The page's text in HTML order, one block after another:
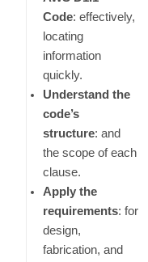
Code:effectively,
locating
information
quickly.
Understand the
code’s
structure:and
the scope of each
clause.
Apply the
requirements:for
design,
fabrication, and